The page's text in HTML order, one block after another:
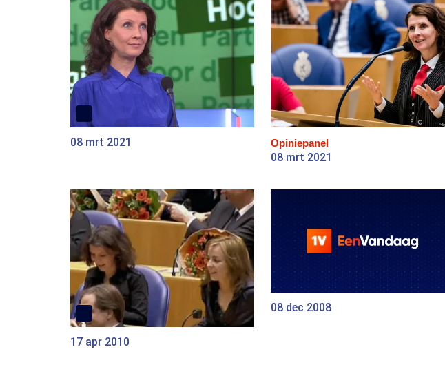
08 mrt 2021 Opiniepanel
08 mrt 2021
17 apr 2010
08 dec 2008